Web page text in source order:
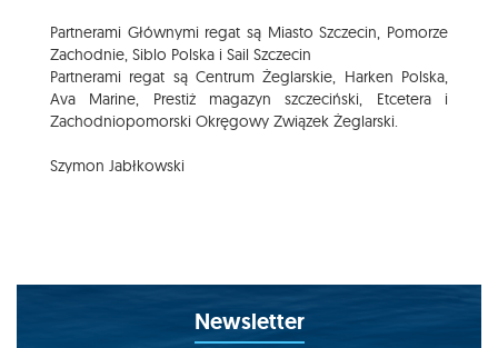
Partnerami Głównymi regat są Miasto Szczecin, Pomorze
Zachodnie, Siblo Polska i Sail Szczecin
Partnerami regat są Centrum Żeglarskie, Harken Polska,
Ava Marine, Prestiż magazyn szczeciński, Etcetera i
Zachodniopomorski Okręgowy Związek Żeglarski.
Szymon Jabłkowski
Newsletter